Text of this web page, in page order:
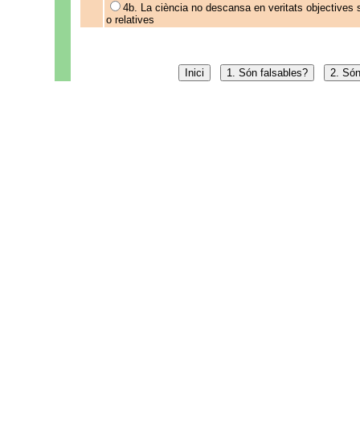
4b. La ciència no descansa en veritats objectives
o relatives